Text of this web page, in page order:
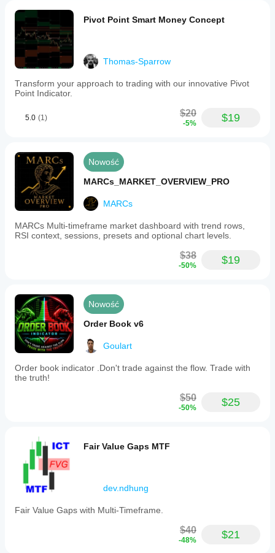
Pivot Point Smart Money Concept
Thomas-Sparrow
Transform your approach to trading with our innovative Pivot
Point Indicator.
5.0 (1) $20
-5% $19
Nowość
MARCs_MARKET_OVERVIEW_PRO
MARCs
MARCs Multi-timeframe market dashboard with trend rows,
RSI context, sessions, presets and optional chart levels.
$38
-50% $19
Nowość
Order Book v6
Goulart
Order book indicator .Don't trade against the flow. Trade with
the truth!
$50
-50% $25
Fair Value Gaps MTF
dev.ndhung
Fair Value Gaps with Multi-Timeframe.
$40
-48% $21